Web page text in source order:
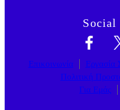
Social
Επικοινωνία Εργασία
Πολιτική
Για Εμάς